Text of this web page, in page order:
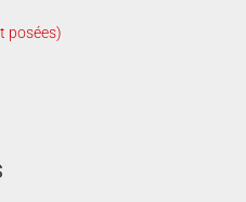
posées)